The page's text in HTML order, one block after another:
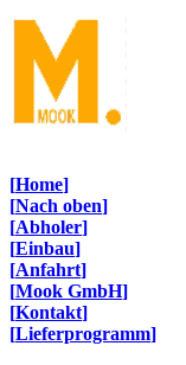
[Home]
[Nach oben]
[Abholer]
[Einbau]
[Anfahrt]
[Mook GmbH]
[Kontakt]
[Lieferprogramm]